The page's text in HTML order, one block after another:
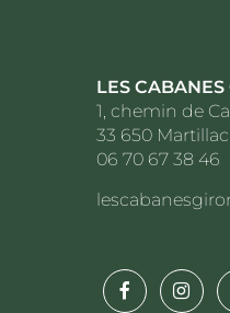
LES
1, chemin de
33 650 Martillac
06 70 67 38 46